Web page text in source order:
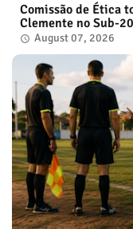
Comissão de Ética
Clemente no Sub-
August 07, 2026